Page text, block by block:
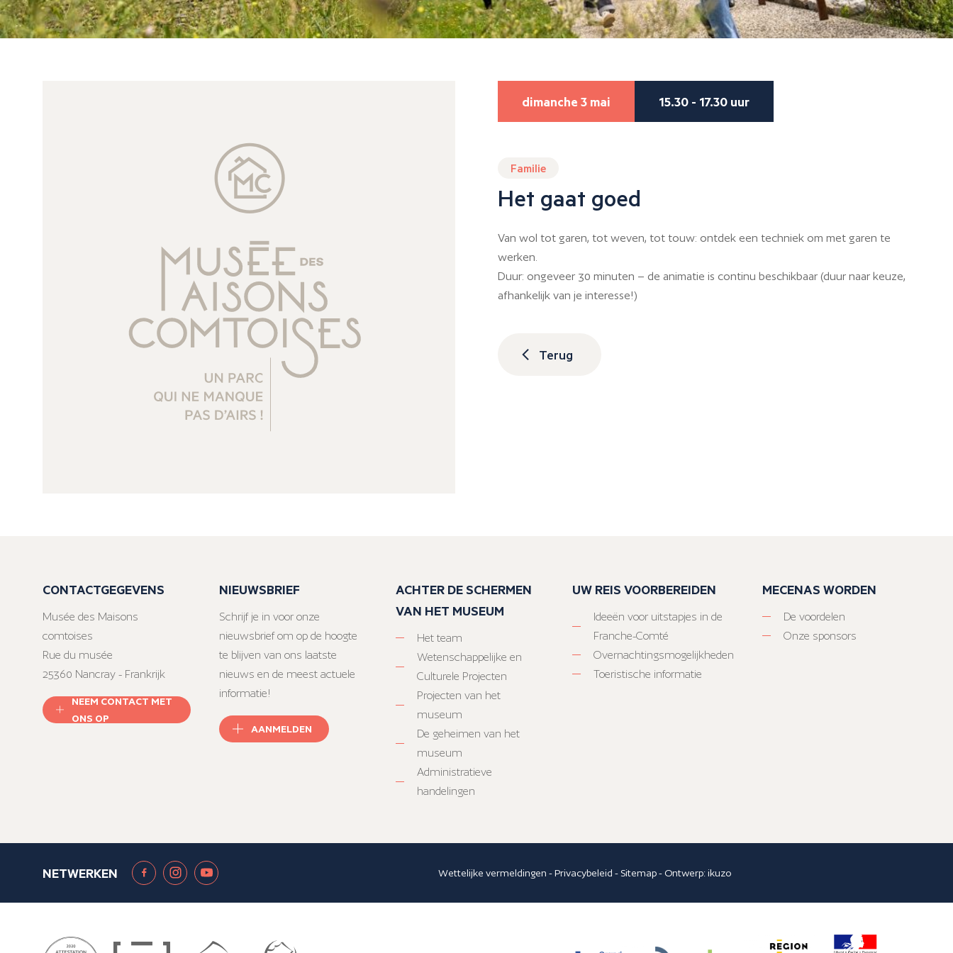
dimanche 3 mai 15.30 - 17.30 uur
Familie
Het gaat goed
Van wol tot garen, tot weven, tot touw: ontdek een techniek om met garen te
werken.
Duur: ongeveer 30 minuten – de animatie is continu beschikbaar (duur naar keuze,
afhankelijk van je interesse!)
Terug
CONTACTGEGEVENS
Musée des Maisons
comtoises
Rue du musée
25360 Nancray - Frankrijk
NEEM CONTACT MET
ONS OP
NIEUWSBRIEF
Schrijf je in voor onze
nieuwsbrief om op de hoogte
te blijven van ons laatste
nieuws en de meest actuele
informatie!
AANMELDEN
ACHTER DE SCHERMEN
VAN HET MUSEUM
Het team
Wetenschappelijke en
Culturele Projecten
Projecten van het
museum
De geheimen van het
museum
Administratieve
handelingen
UW REIS VOORBEREIDEN
Ideeën voor uitstapjes in de
Franche-Comté
Overnachtingsmogelijkheden
Toeristische informatie
MECENAS WORDEN
De voordelen
Onze sponsors
NETWERKEN Wettelijke vermeldingen -Privacybeleid - Sitemap- Ontwerp:ikuzo